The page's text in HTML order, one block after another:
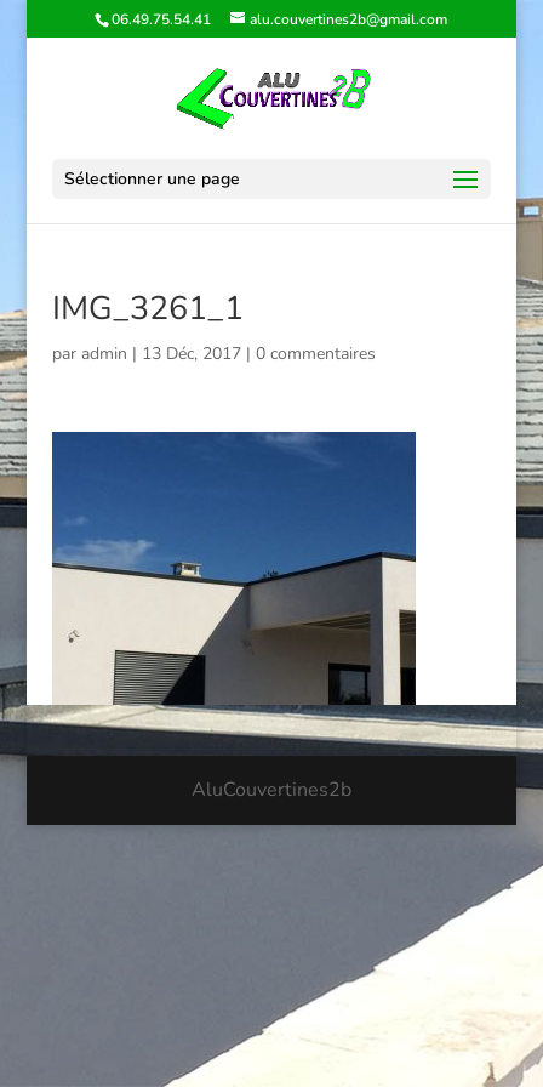
06.49.75.54.41 alu.couvertines2b@gmail.com
Sélectionner une page
IMG_3261_1
par admin | 13 Déc, 2017| 0 commentaires
AluCouvertines2b